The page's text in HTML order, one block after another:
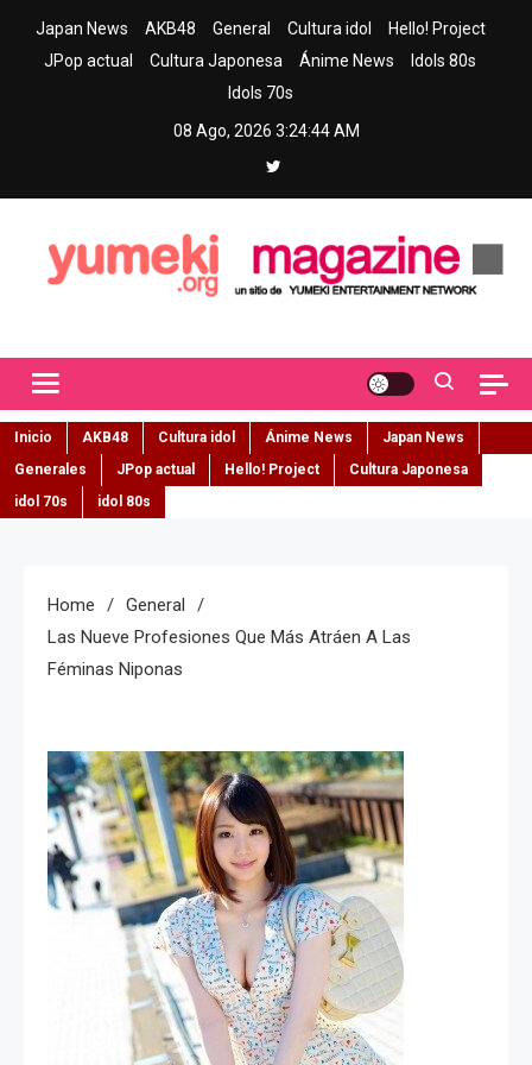
Japan News AKB48 General Cultura idol
Hello! Project
JPop actual
Cultura Japonesa Ánime News
Idols 80s
Idols 70s
08 Ago, 2026 3:24:45 AM
Inicio AKB48 Cultura idol Ánime News
Japan News
Generales
JPop actual Hello! Project
Cultura Japonesa
idol 70s
idol 80s
Home
General
Las Nueve Profesiones Que Más Atráen A Las
Féminas Niponas